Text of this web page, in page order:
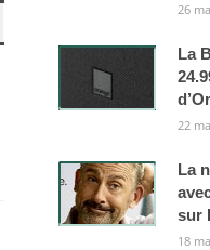
26
La
22
La
sur
18